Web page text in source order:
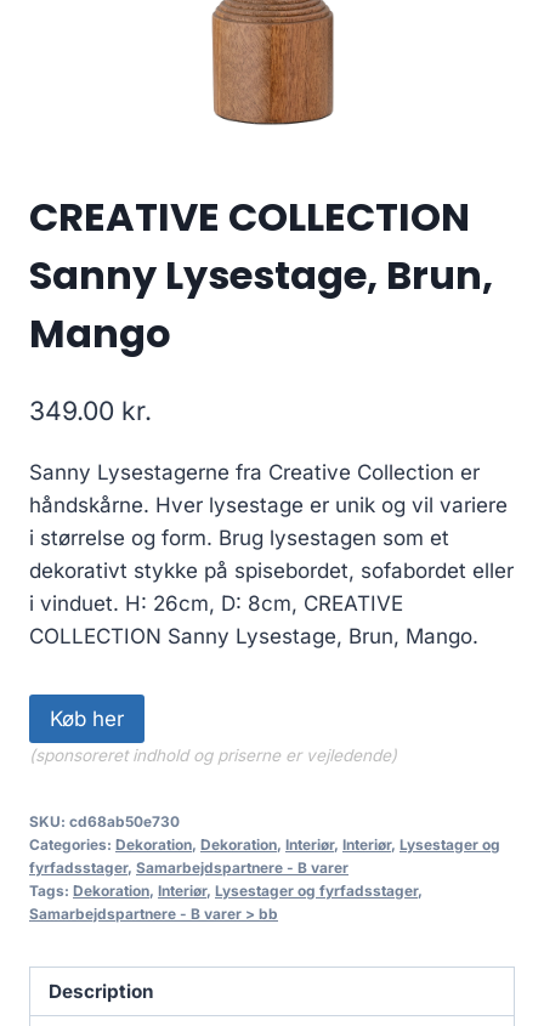
CREATIVE COLLECTION
Sanny Lysestage, Brun,
Mango
349.00 kr.
Sanny Lysestagerne fra Creative Collection er
håndskårne. Hver lysestage er unik og vil variere
i størrelse og form. Brug lysestagen som et
dekorativt stykke på spisebordet, sofabordet eller
i vinduet. H: 26cm, D: 8cm, CREATIVE
COLLECTION Sanny Lysestage, Brun, Mango.
Køb her
(sponsoreret indhold og priserne er vejledende)
SKU: cd68ab50e730
Categories: Dekoration, Dekoration, Interiør, Interiør, Lysestager og
fyrfadsstager, Samarbejdspartnere - B varer
Tags: Dekoration, Interiør, Lysestager og fyrfadsstager,
Samarbejdspartnere - B varer > bb
Description